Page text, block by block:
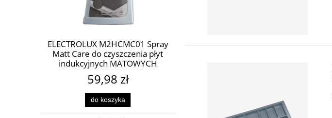
ELECTROLUX M2HCMC01 Spray
Matt Care do czyszczenia płyt
indukcyjnych MATOWYCH
59,98 zł
do koszyka